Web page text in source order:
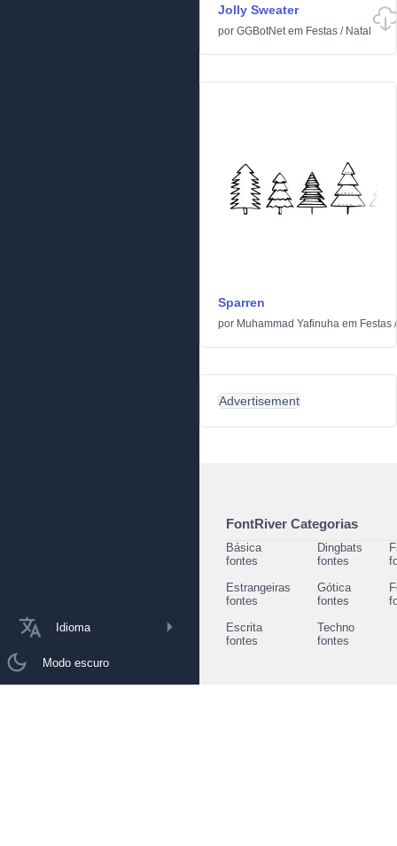
Idioma
Modo escuro
Jolly Sweater
por GGBotNetem Festas / Natal
Sparren
por Muhammad Yafinuha em Festas
Advertisement
FontRiver Categorias
Básica
fontes
Dingbats
fontes
Estrangeiras
fontes
Gótica
fontes
Escrita
fontes
Techno
fontes